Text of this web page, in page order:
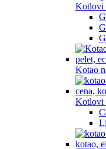
Kotlovi
Kotao
Kotlovi